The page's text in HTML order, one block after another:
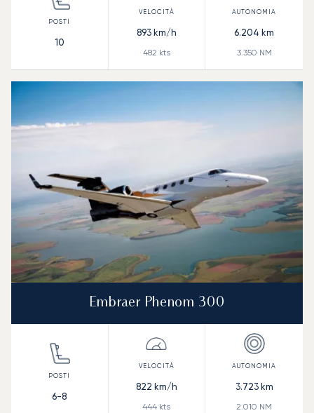
10
893km/h
482 kts
6.204 km
3.350 NM
Embraer Phenom 300
6-8
822 km/h
444 kts
3.723km
2.010 NM